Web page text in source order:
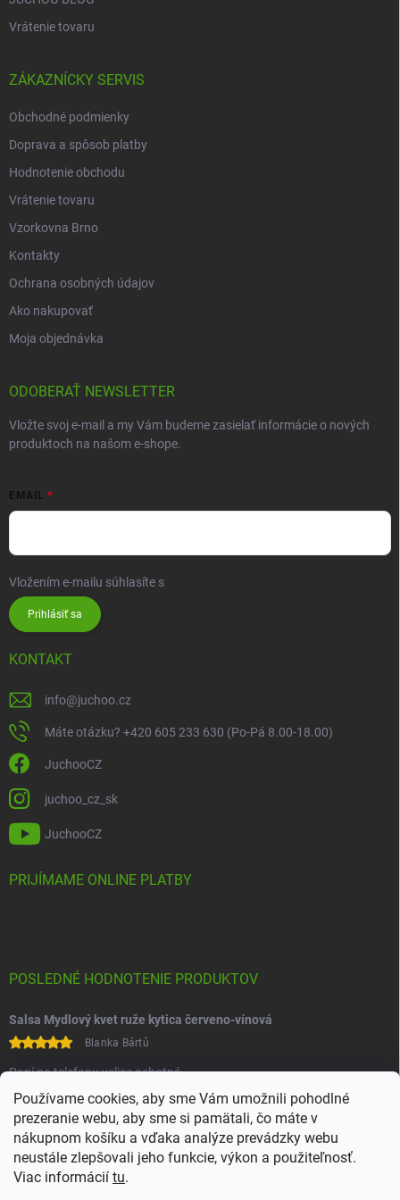
Používame cookies, aby sme Vám umožnili pohodlné
prezeranie webu, aby sme si pamätali, čo máte v
nákupnom košíku a vďaka analýze prevádzky webu
neustále zlepšovali jeho funkcie, výkon a použiteľnosť.
Viac informácií tu.
Vrátenie tovaru
ZÁKAZNÍCKY SERVIS
Obchodné podmienky
Doprava a spôsob platby
Hodnotenie obchodu
Vrátenie tovaru
Vzorkovna Brno
Kontakty
Ochrana osobných údajov
Ako nakupovať
Moja objednávka
ODOBERAŤ NEWSLETTER
Vložte svoj e-mail a my Vám budeme zasielať informácie o nových
produktoch na našom e-shope.
EMAIL
Vložením e-mailu súhlasíte s
Prihlásiť sa
KONTAKT
info@juchoo.cz
Máte otázku? +420 605 233 630 (Po-Pá 8.00-18.00)
JuchooCZ
juchoo_cz_sk
JuchooCZ
PRIJÍMAME ONLINE PLATBY
POSLEDNÉ HODNOTENIE PRODUKTOV
Salsa Mydlový kvet ruže kytica červeno-vínová
Blanka Bártů
Paní na telefonu velice ochotná